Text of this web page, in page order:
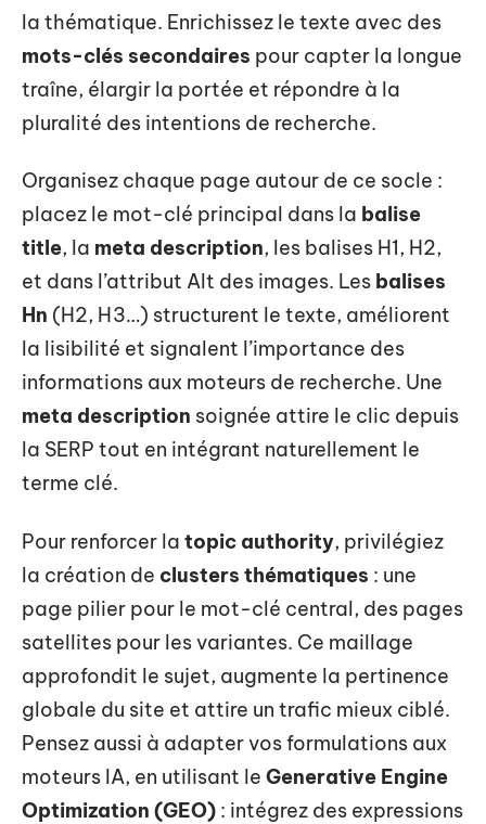
la thématique. Enrichissez le texte avec des
mots-clés secondaires pour capter la longue
traîne, élargir la portée et répondre à la
pluralité des intentions de recherche.
Organisez chaque page autour de ce socle :
placez le mot-clé principal dans la balise
title, la meta description, les balises H1, H2,
et dans l’attribut Alt des images. Les balises
Hn (H2, H3…) structurent le texte, améliorent
la lisibilité et signalent l’importance des
informations aux moteurs de recherche. Une
meta description soignée attire le clic depuis
la SERP tout en intégrant naturellement le
terme clé.
Pour renforcer la topic authority, privilégiez
la création de clusters thématiques : une
page pilier pour le mot-clé central, des pages
satellites pour les variantes. Ce maillage
approfondit le sujet, augmente la pertinence
globale du site et attire un trafic mieux ciblé.
Pensez aussi à adapter vos formulations aux
moteurs IA, en utilisant le Generative Engine
Optimization (GEO) : intégrez des expressions